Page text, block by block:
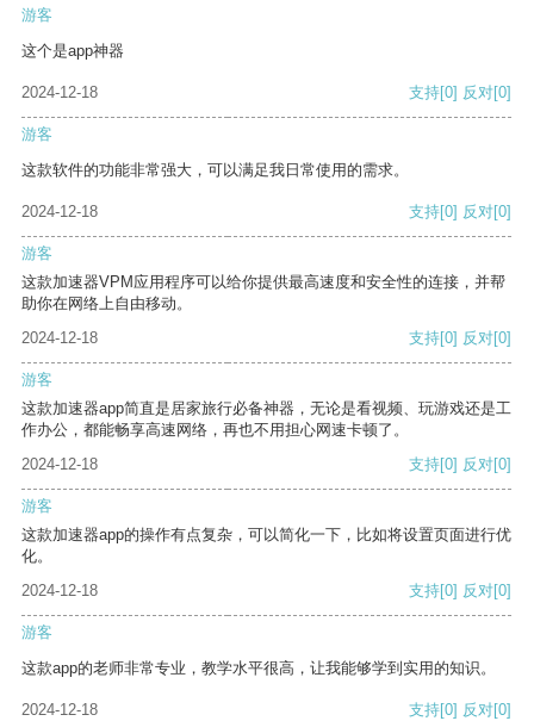
游客
这个是app神器
2024-12-18 支持[0] 反对[0]
游客
这款软件的功能非常强大，可以满足我日常使用的需求。
2024-12-18 支持[0] 反对[0]
游客
这款加速器VPM应用程序可以给你提供最高速度和安全性的连接，并帮
助你在网络上自由移动。
2024-12-18
支持[0] 反对[0]
游客
这款加速器app简直是居家旅行必备神器，无论是看视频、玩游戏还是工
作办公，都能畅享高速网络，再也不用担心网速卡顿了。
2024-12-18
支持[0] 反对[0]
游客
这款加速器app的操作有点复杂，可以简化一下，比如将设置页面进行优
化。
2024-12-18
支持[0] 反对[0]
游客
这款app的老师非常专业，教学水平很高，让我能够学到实用的知识。
2024-12-18 支持[0] 反对[0]